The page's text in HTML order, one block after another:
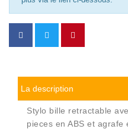
La description
Stylo bille retractable
pieces en ABS et agrafe